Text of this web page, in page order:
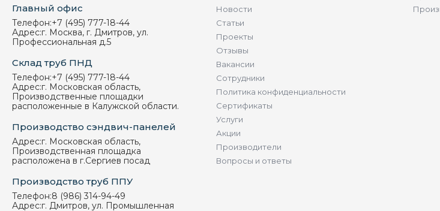
Главный офис
Телефон:+7 (495) 777-18-44
Адрес:г. Москва, г. Дмитров, ул.
Профессиональная д.5
Склад труб ПНД
Телефон:+7 (495) 777-18-44
Адрес:г. Московская область,
Производственные площадки
расположенные в Калужской области.
Производство сэндвич-панелей
Адрес:г. Московская область,
Производственная площадка
расположена в г.Сергиев посад
Производство труб ППУ
Телефон:8 (986) 314-94-49
Адрес:г. Дмитров, ул. Промышленная
Новости
Статьи
Проекты
Отзывы
Вакансии
Сотрудники
Политика конфиденциальности
Сертификаты
Услуги
Акции
Производители
Вопросы и ответы